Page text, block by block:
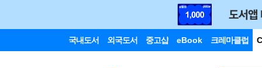
국내도서 외국도서 중고샵 eBook 크레마클럽